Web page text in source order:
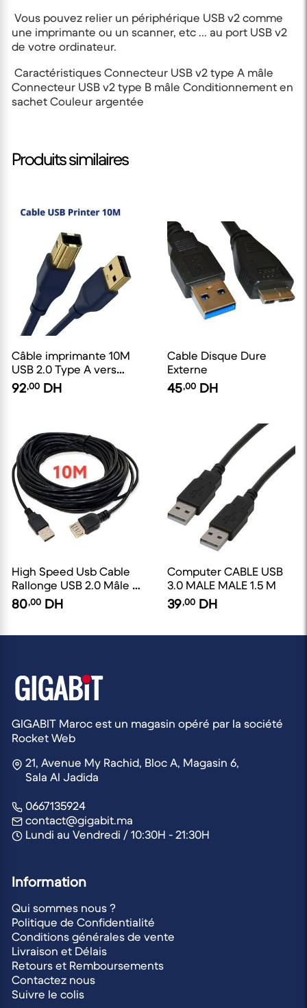
Vous pouvez relier un périphérique USB v2 comme
une imprimante ou un scanner, etc ... au port USB v2
de votre ordinateur.
Caractéristiques Connecteur USB v2 type A mâle
Connecteur USB v2 type B mâle Conditionnement en
sachet Couleur argentée
Produits similaires
Câble imprimante 10M
USB 2.0 Type A vers
Type B
92,00 DH
Cable Disque Dure
Externe
45,00 DH
High Speed Usb Cable
Rallonge USB 2.0 Mâle a
Femelle 10m
80,00 DH
Computer CABLE USB
3.0 MALE MALE 1.5 M
39,00 DH
GIGABIT Maroc est un magasin opéré par la société
Rocket Web
21, Avenue My Rachid, Bloc A, Magasin 6,
Sala Al Jadida
0667135924
contact@gigabit.ma
Lundi au Vendredi / 10:30H - 21:30H
Information
Qui sommes nous ?
Politique de Confidentialité
Conditions générales de vente
Livraison et Délais
Retours et Remboursements
Contactez nous
Suivre le colis